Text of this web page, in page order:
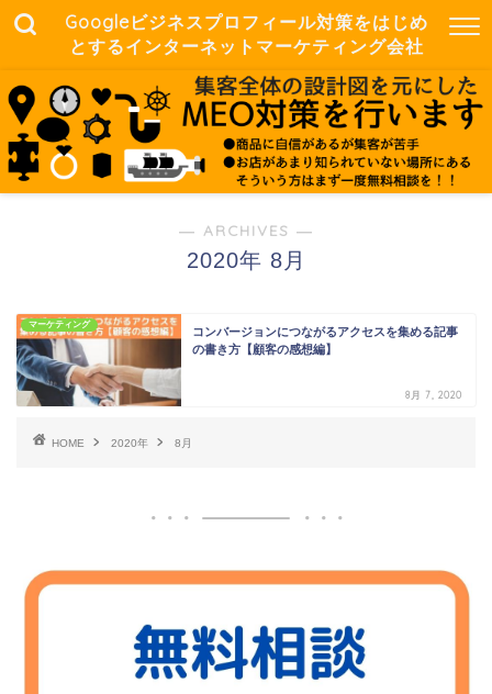
Googleビジネスプロフィール対策をはじめ
とするインターネットマーケティング会社
― ARCHIVES ―
2020年 8月
マーケティング
コンバージョンにつながるアクセスを集める記事
の書き方【顧客の感想編】
8月 7, 2020
HOME 2020年 8月